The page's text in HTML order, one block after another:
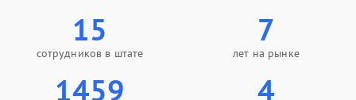
15
сотрудников в штате
7
лет на рынке
1459 4